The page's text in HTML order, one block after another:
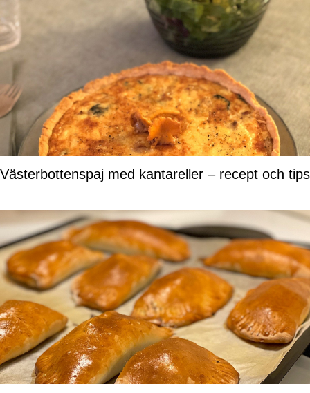
Västerbottenspaj med kantareller – recept och tips